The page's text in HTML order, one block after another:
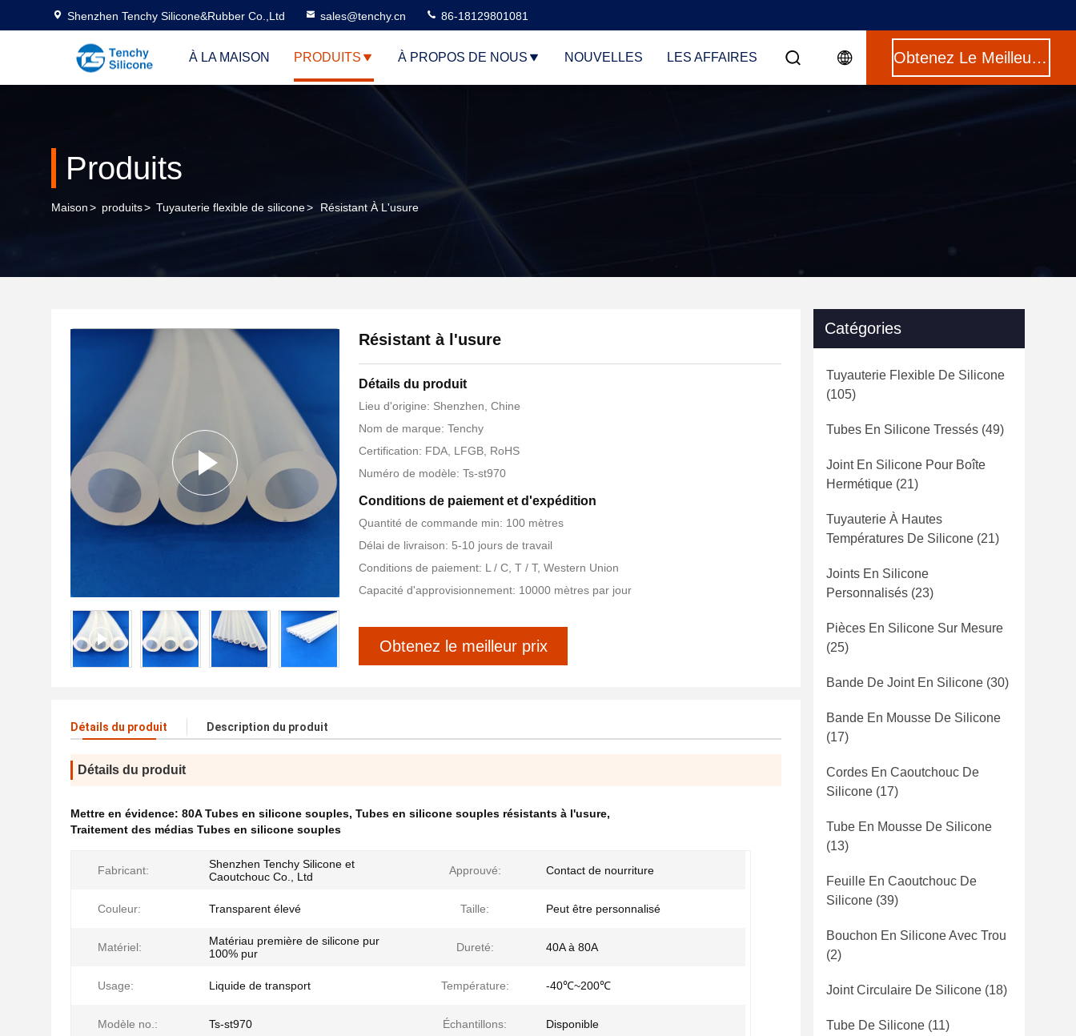
Shenzhen Tenchy Silicone&Rubber Co.,Ltd sales@tenchy.cn 86-18129801081
À LA MAISON PRODUITS À PROPOS DE NOUS NOUVELLES LES AFFAIRES Obtenez Le Meilleur Prix
Produits
Maison> produits> Tuyauterie flexible de silicone> Résistant À L'usure
Résistant à l'usure
Détails du produit
Lieu d'origine: Shenzhen, Chine
Nom de marque: Tenchy
Certification: FDA, LFGB, RoHS
Numéro de modèle: Ts-st970
Conditions de paiement et d'expédition
Quantité de commande min: 100 mètres
Délai de livraison: 5-10 jours de travail
Conditions de paiement: L / C, T / T, Western Union
Capacité d'approvisionnement: 10000 mètres par jour
Obtenez le meilleur prix
Détails du produit Description du produit
Détails du produit
Mettre en évidence: 80A Tubes en silicone souples, Tubes en silicone souples résistants à l'usure,
Traitement des médias Tubes en silicone souples
Fabricant:
Shenzhen Tenchy Silicone et
Caoutchouc Co., Ltd
Approuvé: Contact de nourriture
Couleur: Transparent élevé Taille: Peut être personnalisé
Matériel:
Matériau première de silicone pur
100% pur
Dureté: 40A à 80A
Usage: Liquide de transport Température: -40℃~200℃
Modèle no.: Ts-st970 Échantillons: Disponible
Catégories
Tuyauterie Flexible De Silicone
(105)
Tubes En Silicone Tressés (49)
Joint En Silicone Pour Boîte
Hermétique (21)
Tuyauterie À Hautes
Températures De Silicone (21)
Joints En Silicone
Personnalisés (23)
Pièces En Silicone Sur Mesure
(25)
Bande De Joint En Silicone (30)
Bande En Mousse De Silicone
(17)
Cordes En Caoutchouc De
Silicone (17)
Tube En Mousse De Silicone
(13)
Feuille En Caoutchouc De
Silicone (39)
Bouchon En Silicone Avec Trou
(2)
Joint Circulaire De Silicone (18)
Tube De Silicone (11)